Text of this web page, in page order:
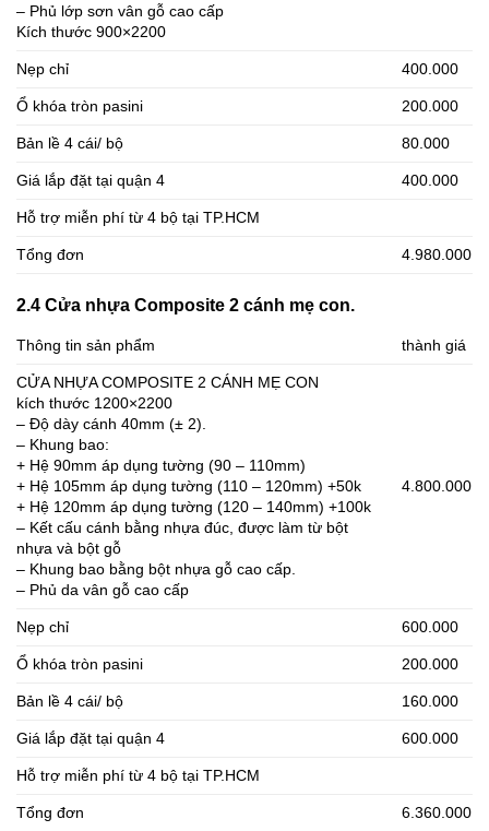
– Phủ lớp sơn vân gỗ cao cấp
Kích thước 900×2200
Nẹp chỉ 400.000
Ổ khóa tròn pasini 200.000
Bản lề 4 cái/ bộ 80.000
Giá lắp đặt tại quận 4 400.000
Hỗ trợ miễn phí từ 4 bộ tại TP.HCM
Tổng đơn 4.980.000
2.4 Cửa nhựa Composite 2 cánh mẹ con.
Thông tin sản phẩm thành giá
CỬA NHỰA COMPOSITE 2 CÁNH MẸ CON
kích thước 1200×2200
– Độ dày cánh 40mm (± 2).
– Khung bao:
+ Hệ 90mm áp dụng tường (90 – 110mm)
+ Hệ 105mm áp dụng tường (110 – 120mm) +50k
+ Hệ 120mm áp dụng tường (120 – 140mm) +100k
– Kết cấu cánh bằng nhựa đúc, được làm từ bột
nhựa và bột gỗ
– Khung bao bằng bột nhựa gỗ cao cấp.
– Phủ da vân gỗ cao cấp
4.800.000
Nẹp chỉ 600.000
Ổ khóa tròn pasini 200.000
Bản lề 4 cái/ bộ 160.000
Giá lắp đặt tại quận 4 600.000
Hỗ trợ miễn phí từ 4 bộ tại TP.HCM
Tổng đơn 6.360.000